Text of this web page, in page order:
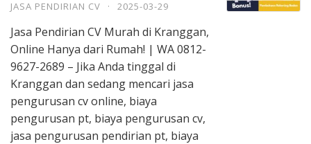
JASA PENDIRIAN CV · 2025-03-29
Jasa Pendirian CV Murah di Kranggan,
Online Hanya dari Rumah! | WA 0812-
9627-2689 – Jika Anda tinggal di
Kranggan dan sedang mencari jasa
pengurusan cv online, biaya
pengurusan pt, biaya pengurusan cv,
jasa pengurusan pendirian pt, biaya